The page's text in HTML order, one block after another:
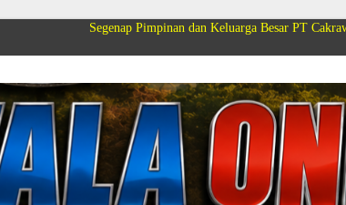
Segenap Pimpinan dan Keluarga Besar PT Cakrawala Merdeka